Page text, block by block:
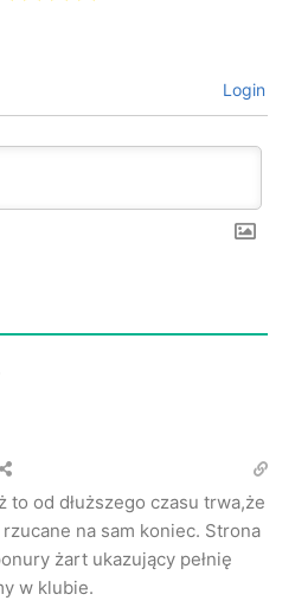
Login
od dłuższego czasu trwa,że
na sam koniec. Strona
żart ukazujący pełnię
w klubie.